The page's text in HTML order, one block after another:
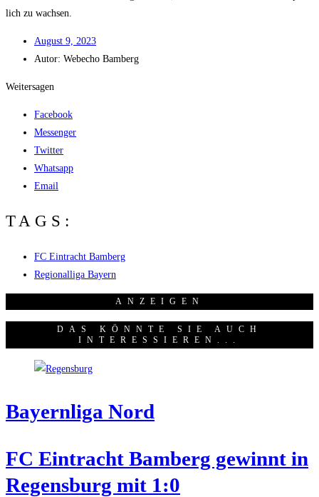
lich zu wachsen.
August 9, 2023
Autor: Web­echo Bamberg
Weitersagen
Facebook
Messenger
Twitter
Whatsapp
Email
TAGS:
FC Eintracht Bamberg
Regionalliga Bayern
ANZEI­GEN
DAS KÖNNTE SIE AUCH
INTERESSIEREN...
Bay­ern­li­ga Nord
FC Ein­tracht Bam­berg gewinnt in
Regens­burg mit 1:0